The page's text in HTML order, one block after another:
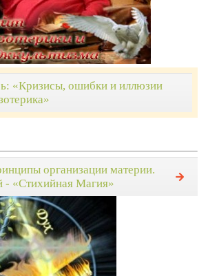
«Кризисы, ошибки и иллюзии
организации материи.
- «Стихийная Магия»